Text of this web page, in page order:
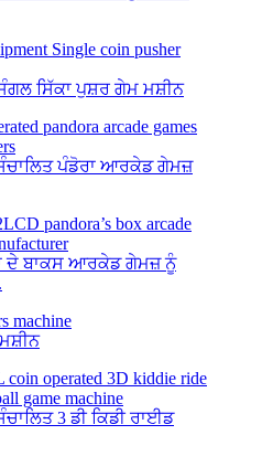
ਸਿੱਕਾ ਪੁਸ਼ਰ ਗੇਮ ਮਸ਼ੀਨ
ਪੰਡੋਰਾ ਆਰਕੇਡ ਗੇਮਜ਼
ਦੇ ਬਾਕਸ ਆਰਕੇਡ ਗੇਮਜ਼ ਨੂੰ
3 ਡੀ ਕਿਡੀ ਰਾਈਡ